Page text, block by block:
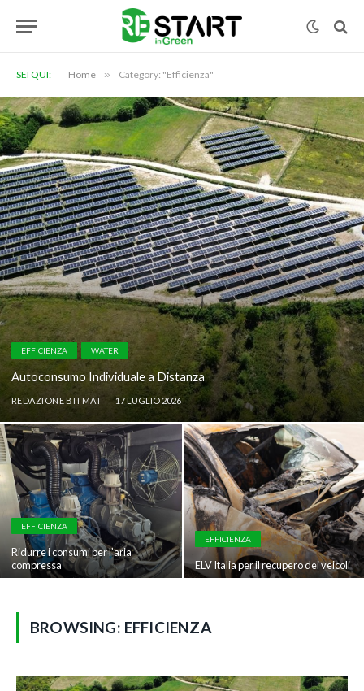
SEI QUI: Home » Category: "Efficienza"
EFFICIENZA WATER
Autoconsumo Individuale a Distanza
REDAZIONE BITMAT 17 LUGLIO 2026
EFFICIENZA
Ridurre i consumi per l’aria
compressa
EFFICIENZA
ELV Italia per il recupero dei veicoli
BROWSING: EFFICIENZA